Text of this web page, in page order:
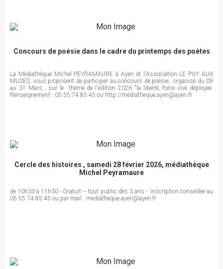
Concours de poésie dans le cadre du printemps des poètes
La Médiathèque Michel PEYRAMAURE à Ayen et l'Association LE PUY AUX
MUSES, vous proposent de participer au concours de poésie, organisé du 09
au 31 Mars , sur le thème de l'édition 2026 "la liberté, force vive déployée.
Renseignement : 05.55.74.85.45 ou http://médiatheque.ayen@ayen.fr
Cercle des histoires , samedi 28 février 2026, médiathèque
Michel Peyramaure
de 10h30 à 11h30 - Gratuit – tout public dès 3 ans - Inscription conseillée au
05 55 74 85 45 ou par mail : mediatheque.ayen@ayen.fr